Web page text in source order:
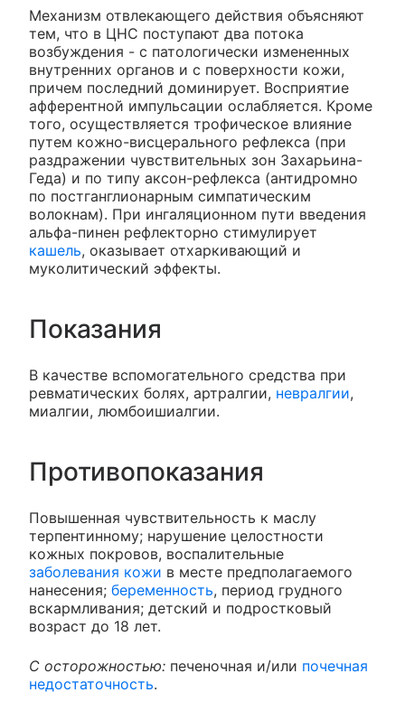
Механизм отвлекающего действия объясняют
тем, что в ЦНС поступают два потока
возбуждения - с патологически измененных
внутренних органов и с поверхности кожи,
причем последний доминирует. Восприятие
афферентной импульсации ослабляется. Кроме
того, осуществляется трофическое влияние
путем кожно-висцерального рефлекса (при
раздражении чувствительных зон Захарьина-
Геда) и по типу аксон-рефлекса (антидромно
по постганглионарным симпатическим
волокнам). При ингаляционном пути введения
альфа-пинен рефлекторно стимулирует
кашель, оказывает отхаркивающий и
муколитический эффекты.
Показания
В качестве вспомогательного средства при
ревматических болях, артралгии, невралгии,
миалгии, люмбоишиалгии.
Противопоказания
Повышенная чувствительность к маслу
терпентинному; нарушение целостности
кожных покровов, воспалительные
заболевания кожи в месте предполагаемого
нанесения; беременность, период грудного
вскармливания; детский и подростковый
возраст до 18 лет.
С осторожностью: печеночная и/или почечная
недостаточность.